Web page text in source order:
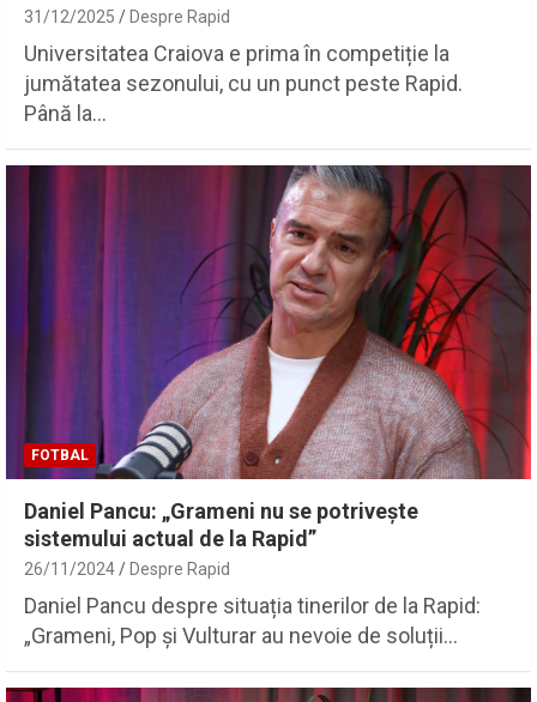
31/12/2025 Despre Rapid
Universitatea Craiova e prima în competiție la
jumătatea sezonului, cu un punct peste Rapid.
Până la…
FOTBAL
Daniel Pancu: „Grameni nu se potrivește
sistemului actual de la Rapid”
26/11/2024 Despre Rapid
Daniel Pancu despre situația tinerilor de la Rapid:
„Grameni, Pop și Vulturar au nevoie de soluții…